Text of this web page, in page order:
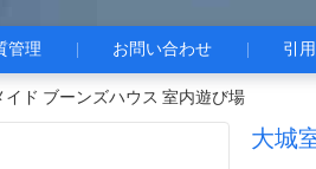
管理 お問い合わせ 引
ド ブーンズハウス 室内遊び場
大城